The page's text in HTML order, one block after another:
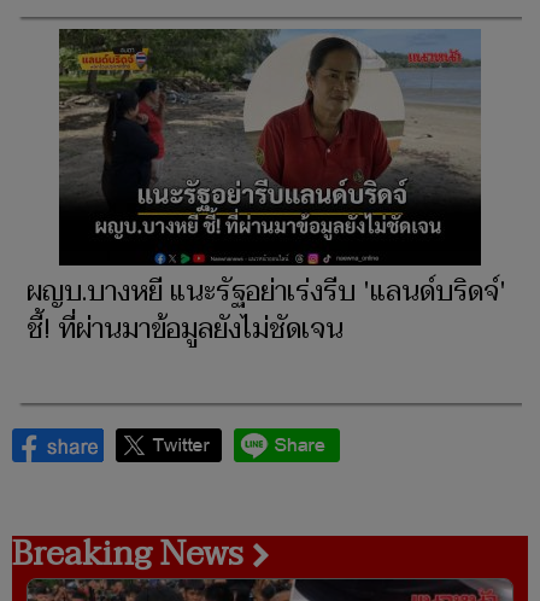
ผญบ.บางหยี แนะรัฐอย่าเร่งรีบ 'แลนด์บริดจ์'
ชี้! ที่ผ่านมาข้อมูลยังไม่ชัดเจน
Breaking News